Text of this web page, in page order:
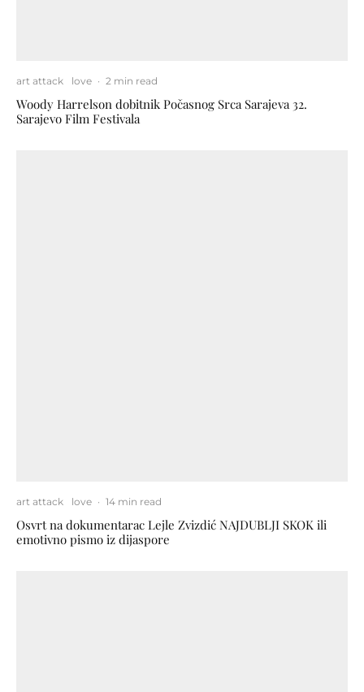
art attack love · 2 min read
Woody Harrelson dobitnik Počasnog Srca Sarajeva 32.
Sarajevo Film Festivala
art attack love · 14 min read
Osvrt na dokumentarac Lejle Zvizdić NAJDUBLJI SKOK ili
emotivno pismo iz dijaspore